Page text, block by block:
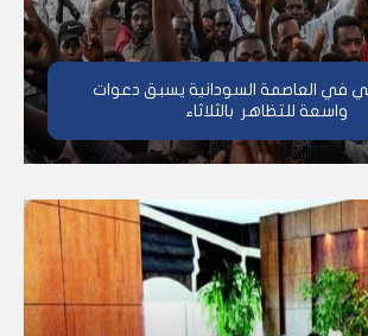
في العاصمة السودانية يسبق دعوات
واسعة للتظاهر بالثلاثاء